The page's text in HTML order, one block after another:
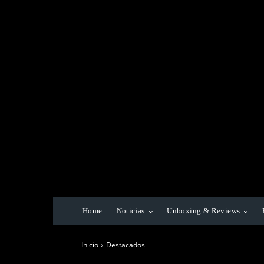
Home Noticias Unboxing & Reviews
Inicio Destacados